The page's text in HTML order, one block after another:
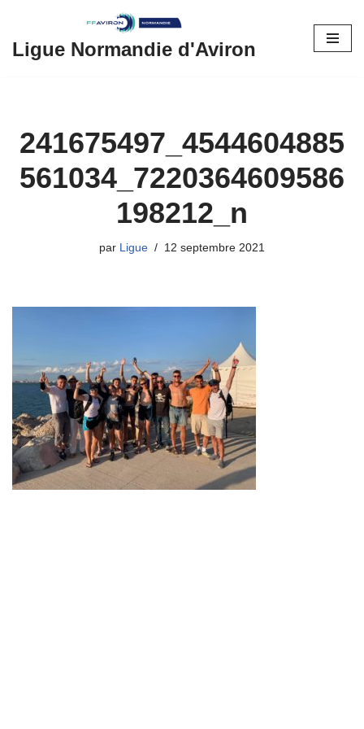
Aller
Ligue Normandie d'Aviron
241675497_4544604885
561034_7220364609586
198212_n
par Ligue 12 septembre 2021